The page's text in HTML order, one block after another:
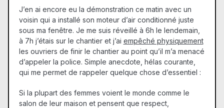
J’en ai encore eu la démonstration ce matin avec un
voisin qui a installé son moteur d’air conditionné juste
sous ma fenêtre. Je me suis réveillé à 6h le lendemain,
à 7h j’étais sur le chantier et j’ai empêché physiquement
les ouvriers de finir le chantier au point qu’il m’a menacé
d’appeler la police. Simple anecdote, hélas courante,
qui me permet de rappeler quelque chose d’essentiel :
Si la plupart des femmes voient le monde comme le
salon de leur maison et pensent que respect,